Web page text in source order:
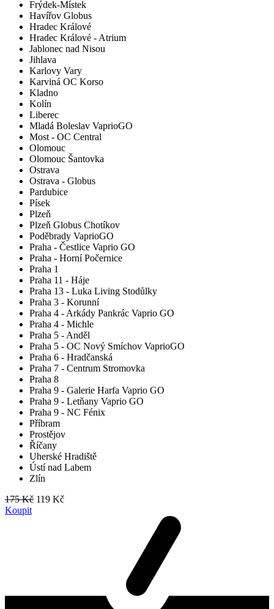
Frýdek-Místek
Havířov Globus
Hradec Králové
Hradec Králové - Atrium
Jablonec nad Nisou
Jihlava
Karlovy Vary
Karviná OC Korso
Kladno
Kolín
Liberec
Mladá Boleslav VaprioGO
Most - OC Central
Olomouc
Olomouc Šantovka
Ostrava
Ostrava - Globus
Pardubice
Písek
Plzeň
Plzeň Globus Chotíkov
Poděbrady VaprioGO
Praha - Čestlice Vaprio GO
Praha - Horní Počernice
Praha 1
Praha 11 - Háje
Praha 13 - Luka Living Stodůlky
Praha 3 - Korunní
Praha 4 - Arkády Pankrác Vaprio GO
Praha 4 - Michle
Praha 5 - Anděl
Praha 5 - OC Nový Smíchov VaprioGO
Praha 6 - Hradčanská
Praha 7 - Centrum Stromovka
Praha 8
Praha 9 - Galerie Harfa Vaprio GO
Praha 9 - Letňany Vaprio GO
Praha 9 - NC Fénix
Příbram
Prostějov
Říčany
Uherské Hradiště
Ústí nad Labem
Zlín
175 Kč 119 Kč
Koupit